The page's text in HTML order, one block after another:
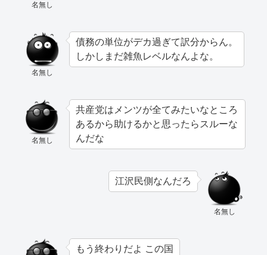
名無し
名無し
債務の単位がデカ過ぎて訳分からん。
しかしまだ雑魚レベルなんよな。
名無し
共産党はメンツが全てみたいなところ
あるから助けるかと思ったらスルーな
んだな
名無し
江沢民側なんだろ
もう終わりだよ この国